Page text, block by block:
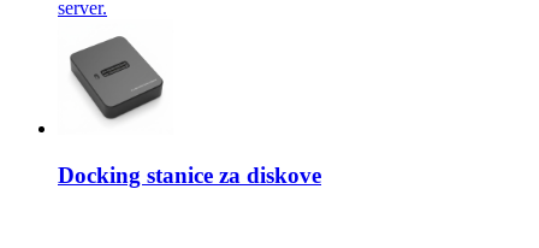
server.
Docking stanice za diskove